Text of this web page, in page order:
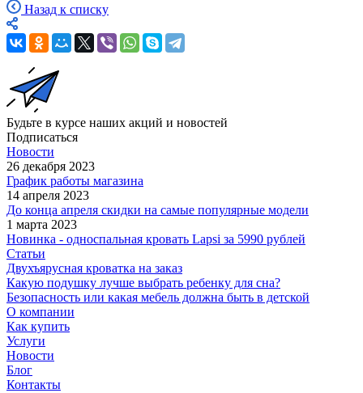
Назад к списку
Будьте в курсе наших акций и новостей
Подписаться
Новости
26 декабря 2023
График работы магазина
14 апреля 2023
До конца апреля скидки на самые популярные модели
1 марта 2023
Новинка - односпальная кровать Lapsi за 5990 рублей
Статьи
Двухъярусная кроватка на заказ
Какую подушку лучше выбрать ребенку для сна?
Безопасность или какая мебель должна быть в детской
О компании
Как купить
Услуги
Новости
Блог
Контакты